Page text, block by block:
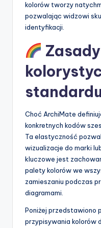
kolorów tworzy
pozwalając widzowi
identyfikacji.
Zasady
Choć ArchiMate
konkretnych kodów
Ta elastyczność
wizualizacje do marki
kluczowe jest
palety kolorów we
zamieszaniu podczas
diagramami.
Poniżej przedstawiono
przypisywania kolorów